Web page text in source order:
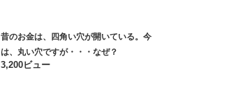
昔のお金は、四角い穴が開いている。今
は、丸い穴ですが・・・なぜ？
3,200ビュー